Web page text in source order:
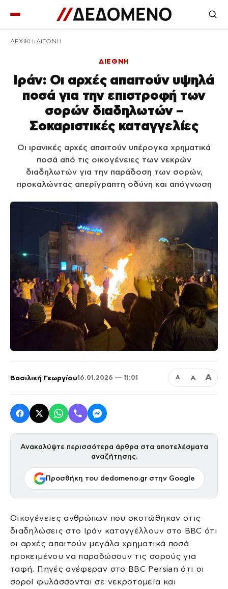
ΑΡΧΙΚΉ ΔΙΕΘΝΗ
ΔΙΕΘΝΗ
Ιράν: Οι αρχές απαιτούν υψηλά
ποσά για την επιστροφή των
σορών διαδηλωτών –
Σοκαριστικές καταγγελίες
Οι ιρανικές αρχές απαιτούν υπέρογκα χρηματικά
ποσά από τις οικογένειες των νεκρών
διαδηλωτών για την παράδοση των σορών,
προκαλώντας απερίγραπτη οδύνη και απόγνωση
Βασιλική Γεωργίου16.01.2026 — 11:01 Α Α Α
Ανακαλύψτε περισσότερα άρθρα στα αποτελέσματα
αναζήτησης.
Προσθήκη του dedomeno.gr στην Google
Οικογένειες ανθρώπων που σκοτώθηκαν στις
διαδηλώσεις στο Ιράν καταγγέλλουν στο BBC ότι
οι αρχές απαιτούν μεγάλα χρηματικά ποσά
προκειμένου να παραδώσουν τις σορούς για
ταφή. Πηγές ανέφεραν στο BBC Persian ότι οι
σοροί φυλάσσονται σε νεκροτομεία και